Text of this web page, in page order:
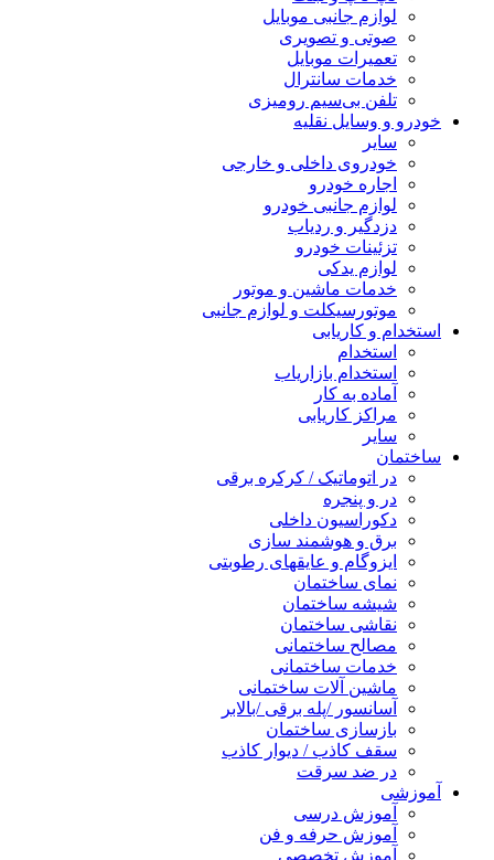
لوازم جانبی موبایل
صوتی و تصویری
تعمیرات موبایل
خدمات سانترال
تلفن بی‌سیم رومیزی
خودرو و وسایل نقلیه
سایر
خودروی داخلی و خارجی
اجاره خودرو
لوازم جانبی خودرو
دزدگیر و ردیاب
تزئینات خودرو
لوازم یدکی
خدمات ماشین و موتور
موتورسیکلت و لوازم جانبی
استخدام و کاریابی
استخدام
استخدام بازاریاب
آماده به کار
مراکز کاریابی
سایر
ساختمان
در اتوماتیک / کرکره برقی
در و پنجره
دکوراسیون داخلی
برق و هوشمند سازی
ایزوگام و عایقهای رطوبتی
نمای ساختمان
شیشه ساختمان
نقاشی ساختمان
مصالح ساختمانی
خدمات ساختمانی
ماشین آلات ساختمانی
آسانسور /پله برقی /بالابر
بازسازی ساختمان
سقف کاذب / دیوار کاذب
در ضد سرقت
آموزشی
آموزش درسی
آموزش حرفه و فن
آموزش تخصصی